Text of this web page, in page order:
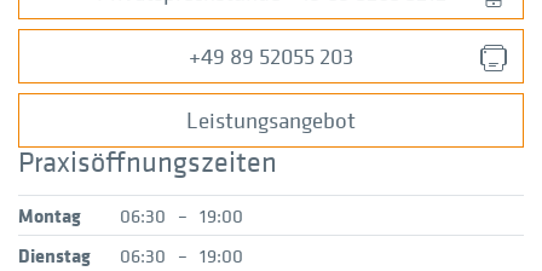
+49 89 52055 203
Leistungsangebot
Praxisöffnungszeiten
Montag 06:30 – 19:00
Dienstag
06:30 – 19:00